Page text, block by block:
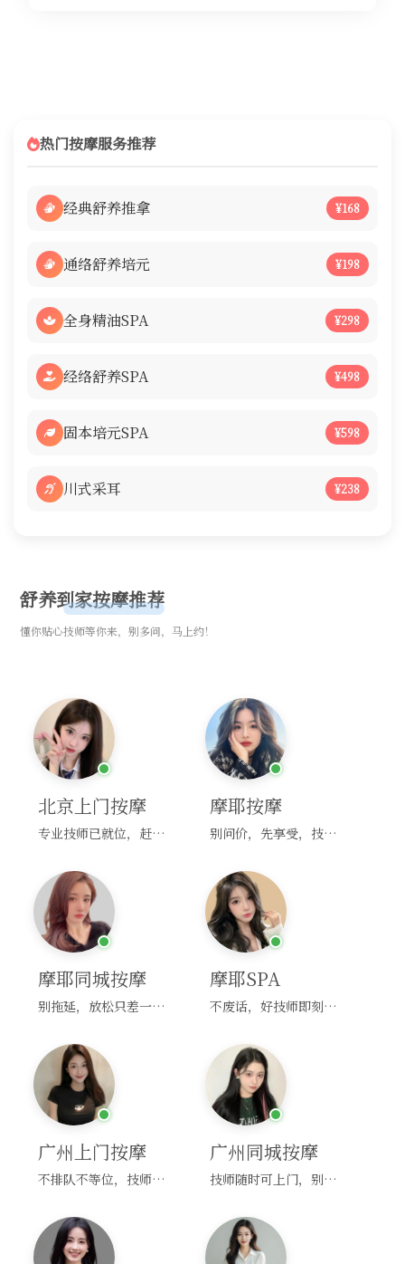
热门按摩服务推荐
经典舒养推拿 ¥168
通络舒养培元 ¥198
全身精油SPA ¥298
经络舒养SPA ¥498
固本培元SPA ¥598
川式采耳 ¥238
舒养到家按摩推荐
懂你贴心技师等你来，别多问，马上约！
北京上门按摩
专业技师已就位，赶紧下单！
摩耶按摩
别问价，先享受，技师马上到！
摩耶同城按摩
别拖延，放松只差一次点击！
摩耶SPA
不废话，好技师即刻上门，约！
广州上门按摩
不排队不等位，技师直奔你家！
广州同城按摩
技师随时可上门，别啰嗦，赶紧约！